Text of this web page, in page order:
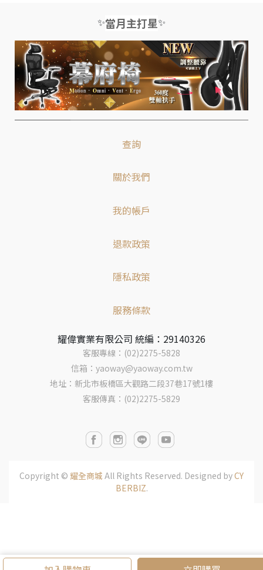
✨當月主打星✨
查詢
關於我們
我的帳戶
退款政策
隱私政策
服務條款
耀偉實業有限公司 統編：29140326
客服專線：(02)2275-5828
信箱：yaoway@yaoway.com.tw
地址：新北市板橋區大觀路二段37巷17號1樓
客服傳真：(02)2275-5829
Copyright © 耀全商城 All Rights Reserved. Designed byCY
BERBIZ.